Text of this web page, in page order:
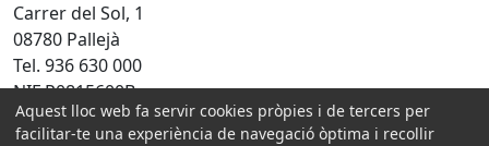
Carrer del Sol, 1
08780 Pallejà
Tel. 936 630 000
NIF P0815600B
Amb la col·laboració de:
Aquest lloc web fa servir cookies pròpies i de tercers per
facilitar-te una experiència de navegació òptima i recollir